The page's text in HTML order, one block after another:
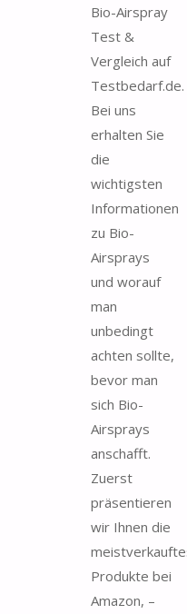
Bio-Airspray
Test &
Vergleich auf
Testbedarf.de.
Bei uns
erhalten Sie
die
wichtigsten
Informationen
zu Bio-
Airsprays
und worauf
man
unbedingt
achten sollte,
bevor man
sich Bio-
Airsprays
anschafft.
Zuerst
präsentieren
wir Ihnen die
Produkte bei
Amazon, –